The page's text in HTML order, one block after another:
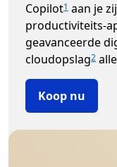
Copilot1 aan je
productiviteits-
geavanceerde
cloudopslag2
Koop nu